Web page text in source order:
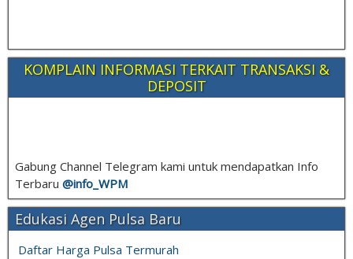
KOMPLAIN INFORMASI TERKAIT TRANSAKSI &
DEPOSIT
Gabung Channel Telegram kami untuk mendapatkan Info
Terbaru @info_ WPM
Edukasi Agen Pulsa Baru
Daftar Harga Pulsa Termurah